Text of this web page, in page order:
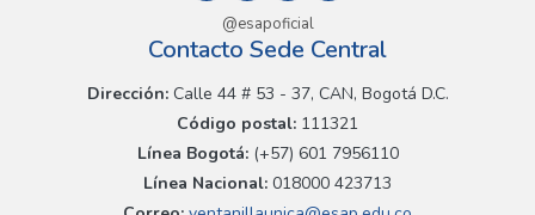
@esapoficial
Contacto Sede Central
Dirección:Calle 44 # 53 - 37, CAN, Bogotá D.C.
Código postal: 111321
Línea Bogotá:(+57) 601 7956110
Línea Nacional: 018000 423713